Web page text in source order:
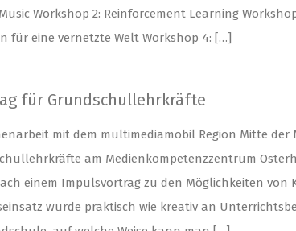
Workshop 2: Reinforcement Learning
für eine vernetzte Welt Workshop 4: […]
für Grundschullehrkräfte
mit dem multimediamobil Region Mitte
am Medienkompetenzzentrum
einem Impulsvortrag zu den Möglichkeiten
wurde praktisch wie kreativ an